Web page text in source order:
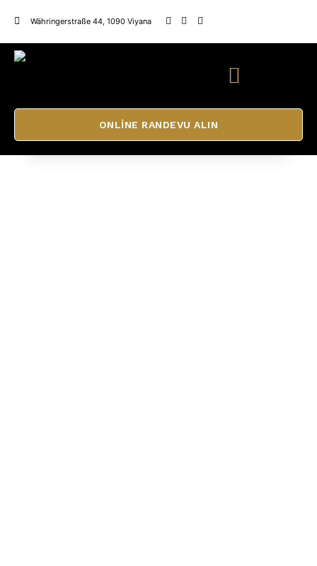
Währingerstraße 44, 1090 Viyana
ONLINE RANDEVU ALIN